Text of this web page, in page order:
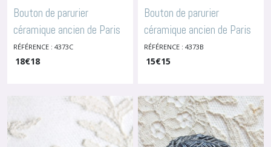
Bouton de parurier
céramique ancien de Paris
France vers 1940, attribué
à Hélène MECHIN non
RÉFÉRENCE : 4373C
18€18
Bouton de parurier
céramique ancien de Paris
France vers 1940, attribué
à Hélène MECHIN non
Céramique
RÉFÉRENCE : 4373B
15€15